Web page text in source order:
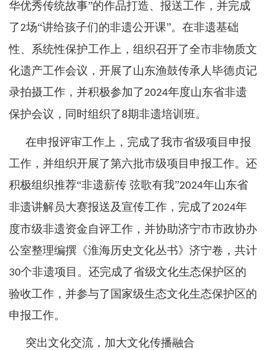
华优秀传统故事”的作品打造、报送工作，并完成
了2场“讲给孩子们的非遗公开课”。在非遗基础
性、系统性保护工作上，组织召开了全市非物质文
化遗产工作会议，开展了山东渔鼓传承人毕德贞记
录拍摄工作，并积极参加了2024年度山东省非遗
保护会议，同时组织了8期非遗培训班。
在申报评审工作上，完成了我市省级项目申报
工作，并组织开展了第六批市级项目申报工作。还
积极组织推荐“非遗薪传 弦歌有我”2024年山东省
非遗讲解员大赛报送及宣传工作，完成了2024年
度市级非遗资金自评工作，并协助济宁市市政协办
公室整理编撰《淮海历史文化丛书》济宁卷，共计
30个非遗项目。还完成了省级文化生态保护区的
验收工作，并参与了国家级生态文化生态保护区的
申报工作。
突出文化交流，加大文化传播融合